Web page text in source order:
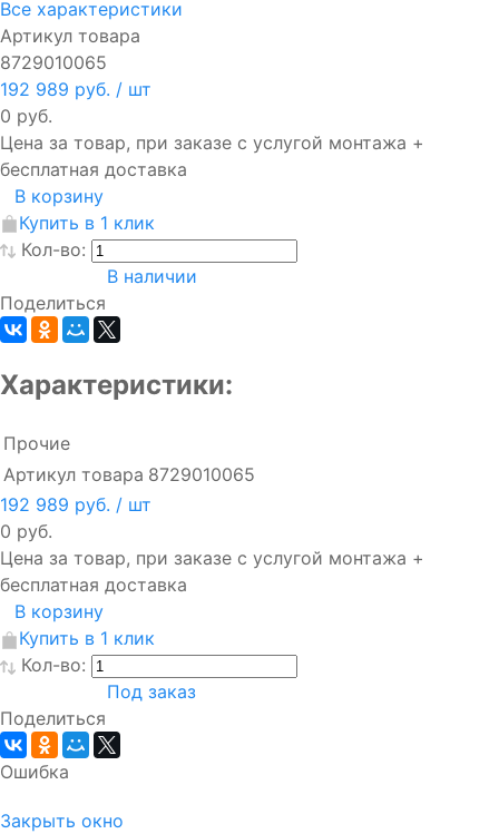
Все характеристики
Артикул товара
8729010065
192 989 руб. / шт
0 руб.
Цена за товар, при заказе с услугой монтажа +
бесплатная доставка
В корзину
Купить в 1 клик
Кол-во:
В наличии
Поделиться
Характеристики:
Прочие
Артикул товара 8729010065
192 989 руб. / шт
0 руб.
Цена за товар, при заказе с услугой монтажа +
бесплатная доставка
В корзину
Купить в 1 клик
Кол-во:
Под заказ
Поделиться
Ошибка
Закрыть окно